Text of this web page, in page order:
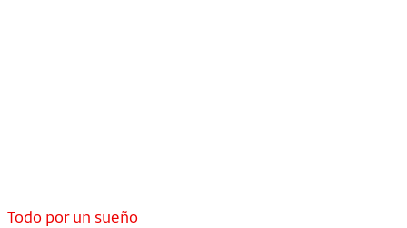
Todo por un sueño